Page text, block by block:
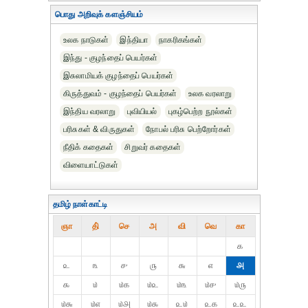
பொது அறிவுக் களஞ்சியம்
உலக நாடுகள் இந்தியா
நாகரிகங்கள்
இந்து - குழந்தைப் பெயர்கள்
இசுலாமியக் குழந்தைப் பெயர்கள்
கிருத்துவம் - குழந்தைப் பெயர்கள்
உலக வரலாறு
இந்திய வரலாறு
புவியியல்
புகழ்பெற்ற நூல்கள்
பரிசுகள் & விருதுகள்
நோபல் பரிசு‎ பெற்றோர்‎கள்
நீதிக் கதைகள்
சிறுவர் கதைகள்
விளையாட்டுகள்
தமிழ் நாள்காட்டி
ஞா தி் செ அ வி வெ கா
௧
௨
௩ ௪ ௫ ௬ ௭
௮
௯
௰ ௰௧ ௰௨ ௰௩ ௰௪
௰௫
௰௬
௰௭ ௰௮ ௰௯ ௨௰ ௨௧
௨௨